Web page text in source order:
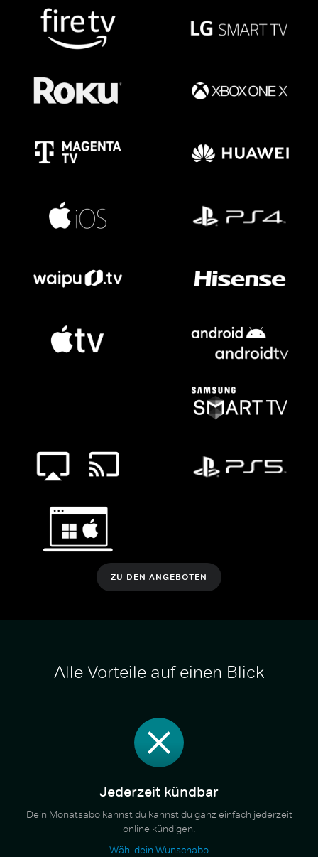
ZU DEN ANGEBOTEN
Alle Vorteile auf einen Blick
Jederzeit kündbar
Dein Monatsabo kannst du kannst du ganz einfach jederzeit
online kündigen.
Wähl dein Wunschabo